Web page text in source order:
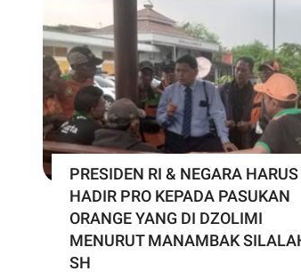
PRESIDEN RI & NEGARA HARUS
HADIR PRO KEPADA PASUKAN
ORANGE YANG DI DZOLIMI
MENURUT MANAMBAK
SH